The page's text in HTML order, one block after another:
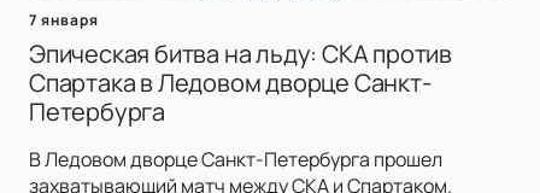
7 января
Эпическая битва на льду: СКА против
Спартака в Ледовом дворце Санкт-
Петербурга
В Ледовом дворце Санкт-Петербурга прошел
захватывающий матч между СКА и Спартаком.